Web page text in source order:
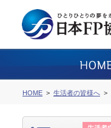
HOME 生活者の皆様へ